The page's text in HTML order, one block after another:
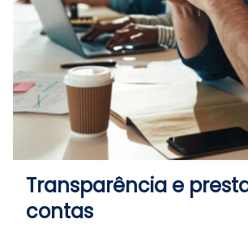
Transparência e
contas